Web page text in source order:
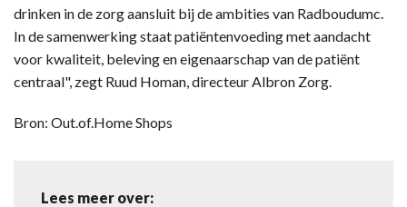
drinken in de zorg aansluit bij de ambities van Radboudumc.
In de samenwerking staat patiëntenvoeding met aandacht
voor kwaliteit, beleving en eigenaarschap van de patiënt
centraal", zegt Ruud Homan, directeur Albron Zorg.
Bron: Out.of.Home Shops
Lees meer over: